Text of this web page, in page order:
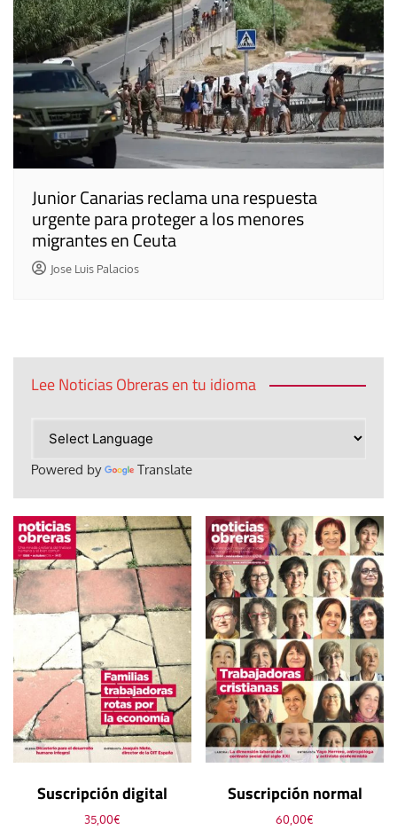
Junior Canarias reclama una respuesta
urgente para proteger a los menores
migrantes en Ceuta
Jose Luis Palacios
Lee Noticias Obreras en tu idioma
Powered by Translate
Suscripción digital
35,00€
Suscripción normal
60,00€